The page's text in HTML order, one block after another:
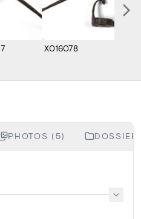
X016078
PHOTOS (5)